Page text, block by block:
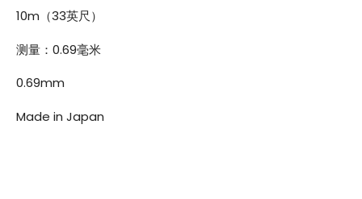
10m（33英尺）
测量：0.69毫米
0.69mm
Made in Japan